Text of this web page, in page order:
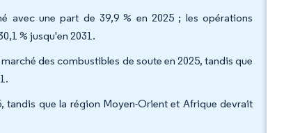
avec une part de 39,9 % en 2025 ; les opérations
% jusqu'en 2031.
des combustibles de soute en 2025, tandis que
tandis que la région Moyen-Orient et Afrique devrait